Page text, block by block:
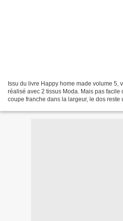
Issu du livre Happy home made volume 5,
réalisé avec 2 tissus Moda. Mais pas
coupe franche dans la largeur, le dos reste